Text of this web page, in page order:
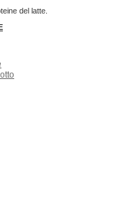
del latte.